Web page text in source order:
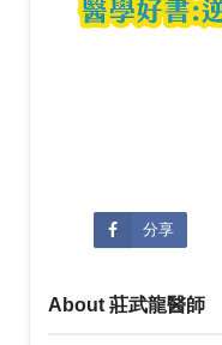
分享
About 莊武龍醫師